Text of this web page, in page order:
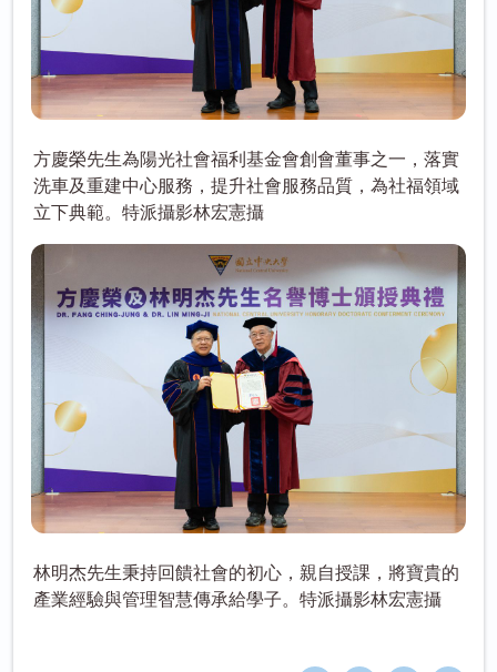
方慶榮先生為陽光社會福利基金會創會董事之一，落實
洗車及重建中心服務，提升社會服務品質，為社福領域
立下典範。特派攝影林宏憲攝
林明杰先生秉持回饋社會的初心，親自授課，將寶貴的
產業經驗與管理智慧傳承給學子。特派攝影林宏憲攝